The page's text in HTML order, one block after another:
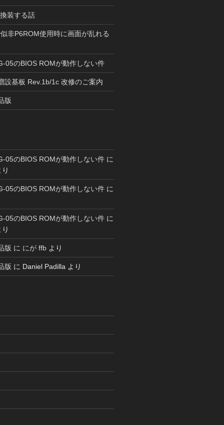
装する話
非P6ROM使用時に画面が乱れる
05のBIOS ROMが動作しない件
設基板 Rev.1b/1c 改修のご案内
版
05のBIOS ROMが動作しない件に
05のBIOS ROMが動作しない件に
05のBIOS ROMが動作しない件に
版 に にが ffbより
版 に Daniel Padillaより